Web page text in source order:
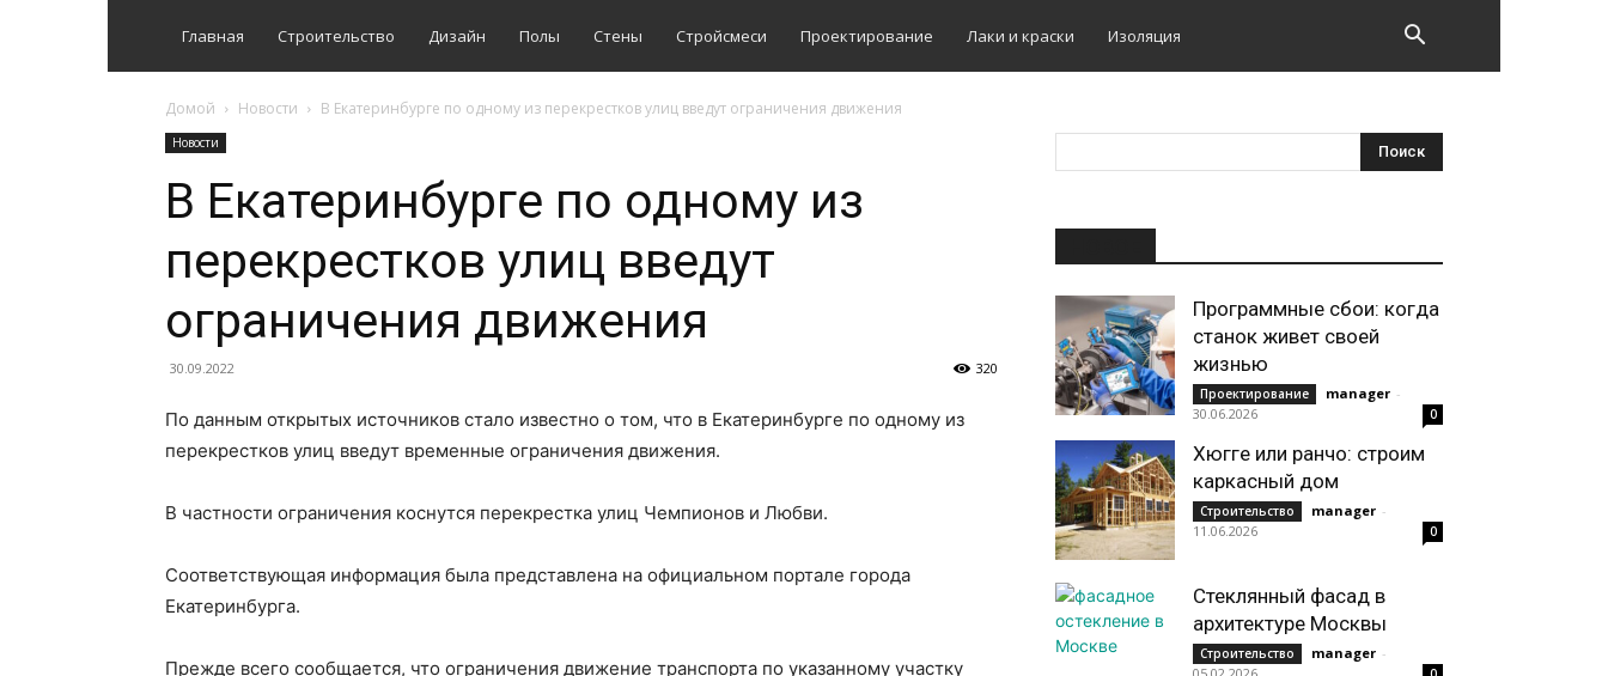
Главная Строительство Дизайн Полы Стены Стройсмеси Проектирование Лаки и краски Изоляция
Домой Новости В Екатеринбурге по одному из перекрестков улиц введут ограничения движения
Новости
В Екатеринбурге по одному из
перекрестков улиц введут
ограничения движения
30.09.2022 320
По данным открытых источников стало известно о том, что в Екатеринбурге по одному из
перекрестков улиц введут временные ограничения движения.
В частности ограничения коснутся перекрестка улиц Чемпионов и Любви.
Соответствующая информация была представлена на официальном портале города
Екатеринбурга.
Прежде всего сообщается, что ограничения движение транспорта по указанному участку
Программные сбои: когда
станок живет своей
жизнью
Проектирование manager -
30.06.2026
0
Хюгге или ранчо: строим
каркасный дом
Строительство manager -
11.06.2026
0
Стеклянный фасад в
архитектуре Москвы
Строительство manager -